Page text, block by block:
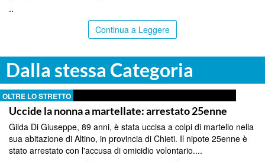
..
Continua a Leggere
Dalla stessa Categoria
OLTRE LO STRETTO
Uccide la nonna a martellate: arrestato 25enne
Gilda Di Giuseppe, 89 anni, è stata uccisa a colpi di martello nella
sua abitazione di Altino, in provincia di Chieti. Il nipote 25enne è
stato arrestato con l'accusa di omicidio volontario....